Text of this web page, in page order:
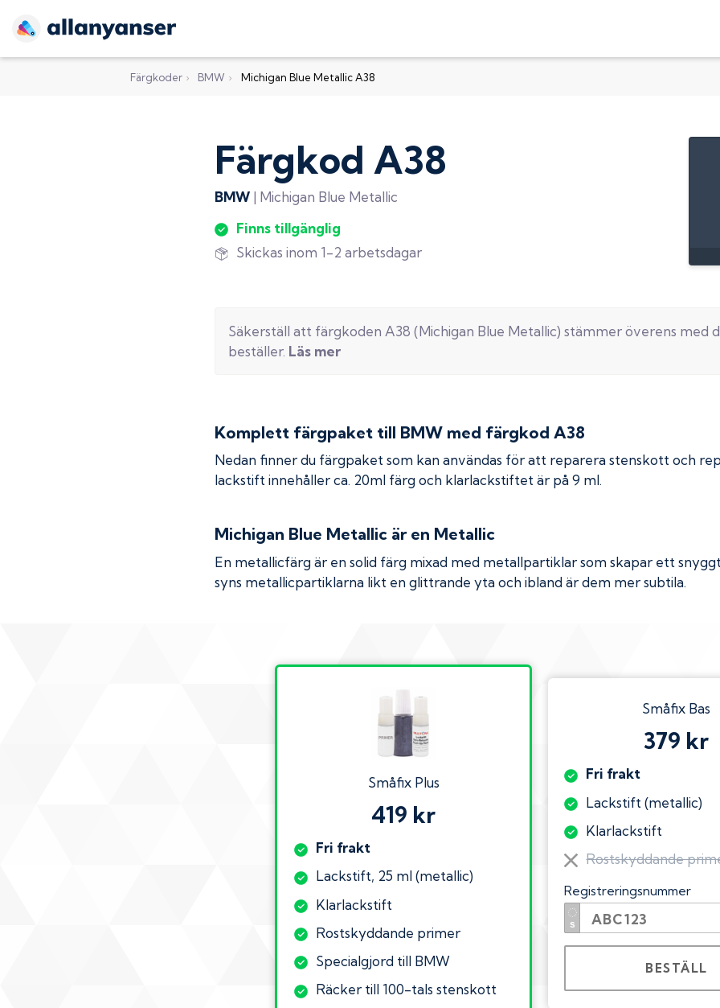
Färgkoder › BMW › Michigan Blue Metallic A38
Färgkod A38
BMW | Michigan Blue Metallic
Finns tillgänglig
Skickas inom 1-2 arbetsdagar
Säkerställ att färgkoden A38 (Michigan Blue Metallic) stämmer överens med
beställer. Läs mer
Komplett färgpaket till BMW med färgkod A38
Nedan finner du färgpaket som kan användas för att reparera stenskott och
lackstift innehåller ca. 20ml färg och klarlackstiftet är på 9 ml.
Michigan Blue Metallic är en Metallic
En metallicfärg är en solid färg mixad med metallpartiklar som skapar ett
syns metallicpartiklarna likt en glittrande yta och ibland är dem mer subtila.
Småfix Plus
419 kr
Fri frakt
Lackstift, 25 ml (metallic)
Klarlackstift
Rostskyddande primer
Specialgjord till BMW
Räcker till 100-tals stenskott
Småfix Bas
379 kr
Fri frakt
Lackstift (metallic)
Klarlackstift
Rostskyddande
Registreringsnummer
BESTÄLL